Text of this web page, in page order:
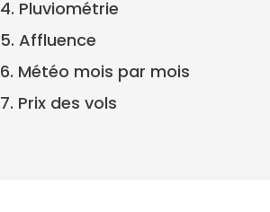
4. Pluviométrie
5. Affluence
6. Météo mois par mois
7. Prix des vols